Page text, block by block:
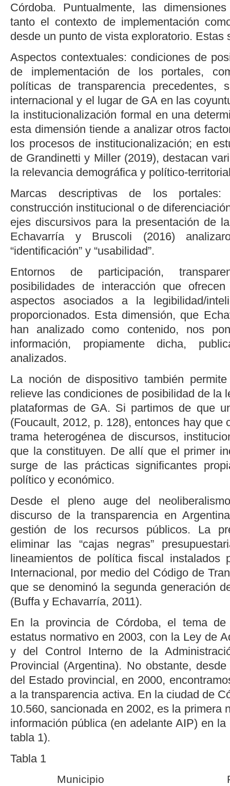
Córdoba. Puntualmente, las
tanto el contexto de implementación
desde un punto de vista exploratorio. Estas
Aspectos contextuales: condiciones de
de implementación de los portales,
políticas de transparencia precedentes,
internacional y el lugar de GA en las
la institucionalización formal en una
esta dimensión tiende a analizar otros
los procesos de institucionalización; en
de Grandinetti y Miller (2019), destacan
la relevancia demográfica y político-
Marcas descriptivas de los
construcción institucional o de
ejes discursivos para la presentación de
Echavarría y Bruscoli (2016)
“identificación” y “usabilidad”.
Entornos de participación,
posibilidades de interacción que
aspectos asociados a la legibilidad/
proporcionados. Esta dimensión, que
han analizado como contenido, nos
información, propiamente dicha,
analizados.
La noción de dispositivo también
relieve las condiciones de posibilidad de la
plataformas de GA. Si partimos de que
(Foucault, 2012, p. 128), entonces hay que
trama heterogénea de discursos,
que la constituyen. De allí que el primer
surge de las prácticas significantes
político y económico.
Desde el pleno auge del
discurso de la transparencia en
gestión de los recursos públicos. La
eliminar las “cajas negras”
lineamientos de política fiscal instalados
Internacional, por medio del Código de
que se denominó la segunda generación
(Buffa y Echavarría, 2011).
En la provincia de Córdoba, el tema de
estatus normativo en 2003, con la Ley de
y del Control Interno de la
Provincial (Argentina). No obstante,
del Estado provincial, en 2000,
a la transparencia activa. En la ciudad de
10.560, sancionada en 2002, es la primera
información pública (en adelante AIP) en
tabla 1).
Tabla 1
Municipio